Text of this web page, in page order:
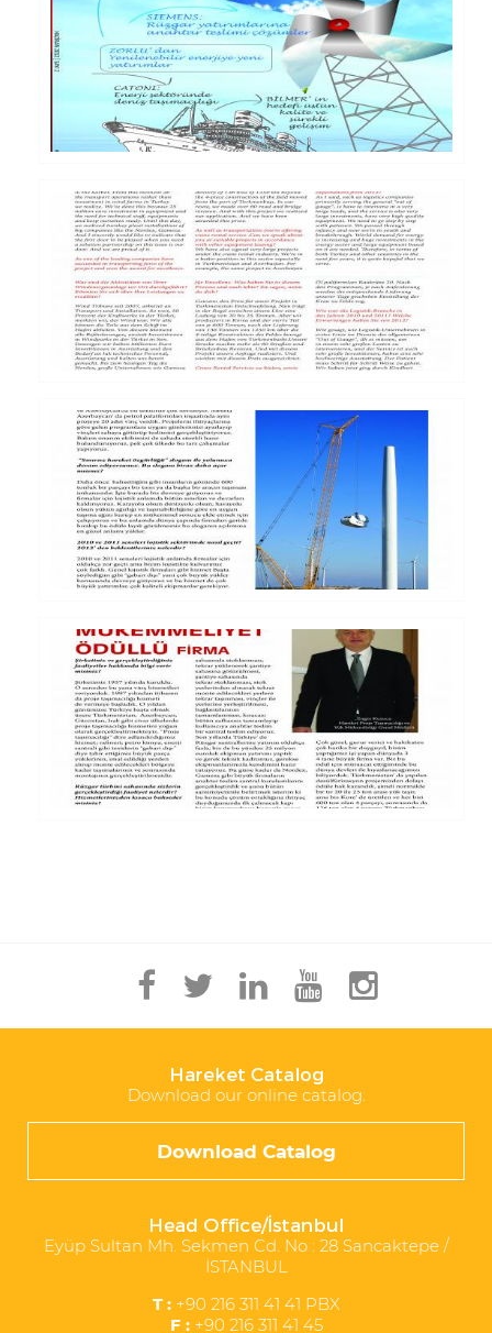
Hareket Catalog
Download our online catalog.
Download Catalog
Head Office/İstanbul
Eyüp Sultan Mh. Sekmen Cd. No : 28 Sancaktepe /
İSTANBUL
T :+90 216 311 41 41 PBX
F :+90 216 311 41 45